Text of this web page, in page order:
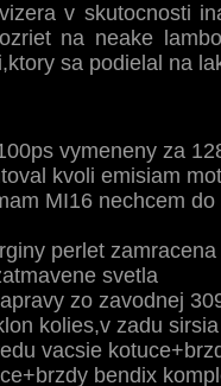
v skutocnosti
na neake
sa podielal na
vymeneny za
kvoli emisiam
MI16 nechcem
perlet
svetla
zo zavodnej
kolies,v zadu
vacsie
bendix